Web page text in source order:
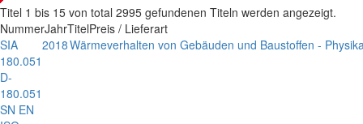
Titel 1 bis 15 von total 2995 gefundenen Titeln werden angezeigt.
NummerJahrTitelPreis / Lieferart
SIA
180.051
D-
180.051
SN EN
2018Wärmeverhalten von Gebäuden und Baustoffen -